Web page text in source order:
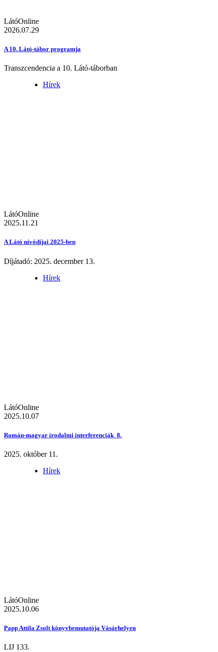
LátóOnline
2026.07.29
A 10. Látó-tábor programja
Transzcendencia a 10. Látó-táborban
Hírek
LátóOnline
2025.11.21
A Látó nívódíjai 2025-ben
Díjátadó: 2025. december 13.
Hírek
LátóOnline
2025.10.07
Román-magyar irodalmi interferenciák 8.
2025. október 11.
Hírek
LátóOnline
2025.10.06
Papp Attila Zsolt könyvbemutatója Vásárhelyen
LIJ 133.